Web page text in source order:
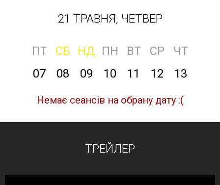
21 ТРАВНЯ, ЧЕТВЕР
ПТ СБ НД ПН ВТ СР
ЧТ
07
08 09 10 11 12 13
Немає сеансів на обрану дату :(
ТРЕЙЛЕР